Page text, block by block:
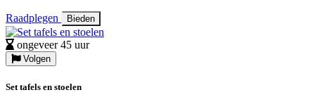
Raadplegen Bieden
ongeveer 45 uur
Volgen
Set tafels en stoelen